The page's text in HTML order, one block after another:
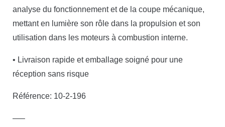
analyse du fonctionnement et de la coupe mécanique,
mettant en lumière son rôle dans la propulsion et son
utilisation dans les moteurs à combustion interne.
• Livraison rapide et emballage soigné pour une
réception sans risque
Référence: 10-2-196
—–